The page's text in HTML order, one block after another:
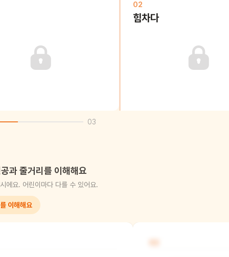
02
힘차다
03
과 줄거리를 이해해요
에요. 어린이마다 다를 수 있어요.
이해해요